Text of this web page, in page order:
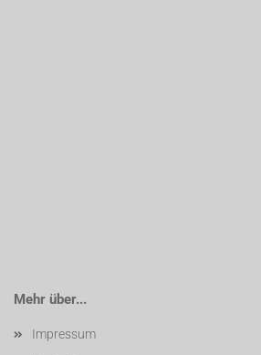
Mehr über...
Impressum